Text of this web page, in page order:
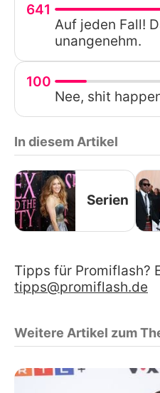
641
Auf jeden Fall!
unangenehm.
100
Nee, shit
In diesem Artikel
Serien
Tipps für Promiflash?
tipps@promiflash.de
Weitere Artikel zum